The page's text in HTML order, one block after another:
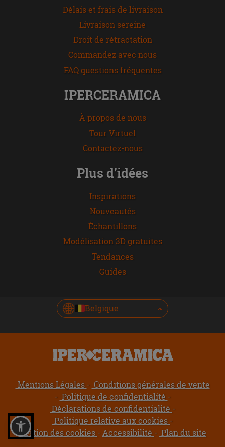
Délais et frais de livraison
Livraison sereine
Droit de rétractation
Commandez avec nous
FAQ questions fréquentes
IPERCERAMICA
À propos de nous
Tour Virtuel
Contactez-nous
Plus d’idées
Inspirations
Nouveautés
Échantillons
Modélisation 3D gratuites
Tendances
Guides
Belgique
Mentions Légales
Conditions générales de vente
Politique de confidentialité
Déclarations de confidentialité
Politique relative aux cookies
Gestion des cookies
Accessibilité Plan du site